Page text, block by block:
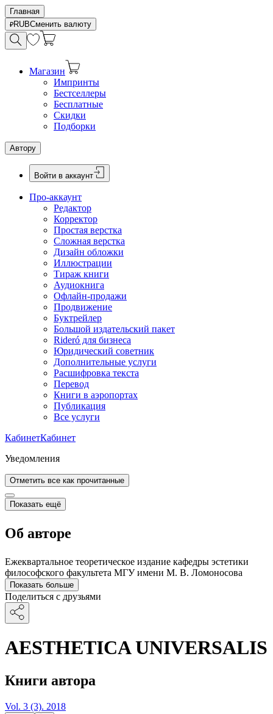
Главная
RUBСменить валюту
Магазин
Импринты
Бестселлеры
Бесплатные
Скидки
Подборки
Автору
Войти в аккаунт
Про-аккаунт
Редактор
Корректор
Простая верстка
Сложная верстка
Дизайн обложки
Иллюстрации
Тираж книги
Аудиокнига
Офлайн-продажи
Продвижение
Буктрейлер
Большой издательский пакет
Rideró для бизнеса
Юридический советник
Дополнительные услуги
Расшифровка текста
Перевод
Книги в аэропортах
Публикация
Все услуги
КабинетКабинет
Уведомления
Отметить все как прочитанные
Показать ещё
Об авторе
Ежеквартальное теоретическое издание кафедры эстетики
философского факультета МГУ имени М. В. Ломоносова
Показать больше
Поделиться с друзьями
AESTHETICA UNIVERSALIS
Книги автора
Vol. 3 (3). 2018